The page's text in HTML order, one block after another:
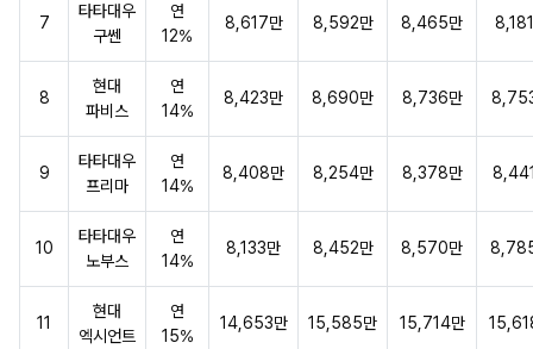
7
타타대우
구쎈
연
12%
8,617만 8,592만 8,465만
8
현대
파비스
연
14%
8,423만 8,690만 8,736만
9
타타대우
프리마
연
14%
8,408만 8,254만 8,378만
10
타타대우
노부스
연
14%
8,133만 8,452만 8,570만
11
현대
엑시언트
연
15%
14,653만 15,585만 15,714만